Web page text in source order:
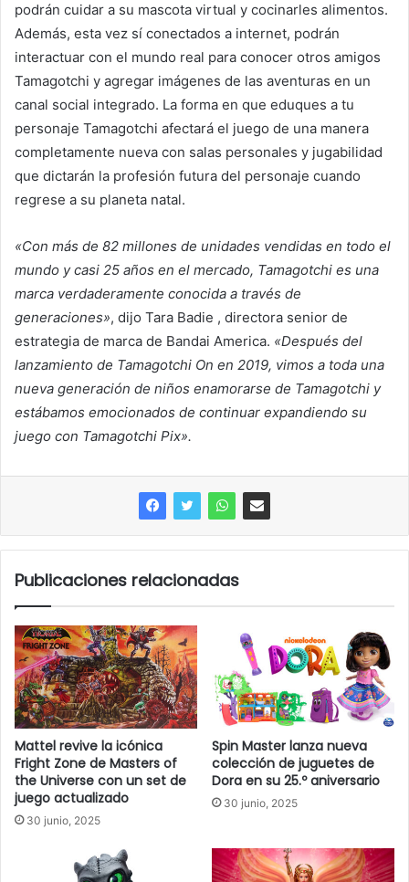
podrán cuidar a su mascota virtual y cocinarles alimentos.
Además, esta vez sí conectados a internet, podrán
interactuar con el mundo real para conocer otros amigos
Tamagotchi y agregar imágenes de las aventuras en un
canal social integrado. La forma en que eduques a tu
personaje Tamagotchi afectará el juego de una manera
completamente nueva con salas personales y jugabilidad
que dictarán la profesión futura del personaje cuando
regrese a su planeta natal.
«Con más de 82 millones de unidades vendidas en todo el
mundo y casi 25 años en el mercado, Tamagotchi es una
marca verdaderamente conocida a través de
generaciones», dijo Tara Badie , directora senior de
estrategia de marca de Bandai America. «Después del
lanzamiento de Tamagotchi On en 2019, vimos a toda una
nueva generación de niños enamorarse de Tamagotchi y
estábamos emocionados de continuar expandiendo su
juego con Tamagotchi Pix».
Publicaciones relacionadas
Mattel revive la icónica
Fright Zone de Masters of
the Universe con un set de
juego actualizado
30 junio, 2025
Spin Master lanza nueva
colección de juguetes de
Dora en su 25.º aniversario
30 junio, 2025